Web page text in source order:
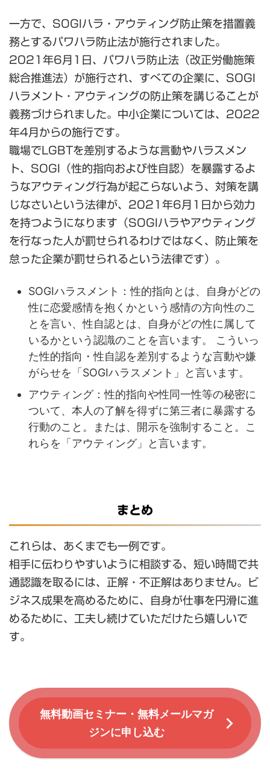
一方で、SOGIハラ・アウティング防止策を措置義
務とするパワハラ防止法が施行されました。
2021年6月1日、パワハラ防止法（改正労働施策
総合推進法）が施行され、すべての企業に、SOGI
ハラメント・アウティングの防止策を講じることが
義務づけられました。中小企業については、2022
年4月からの施行です。
職場でLGBTを差別するような言動やハラスメン
ト、SOGI（性的指向および性自認）を暴露するよ
うなアウティング行為が起こらないよう、対策を講
じなさいという法律が、2021年6月1日から効力
を持つようになります（SOGIハラやアウティング
を行なった人が罰せられるわけではなく、防止策を
怠った企業が罰せられるという法律です）。
SOGIハラスメント：性的指向とは、自身がどの
性に恋愛感情を抱くかという感情の方向性のこ
とを言い、性自認とは、自身がどの性に属して
いるかという認識のことを言います。 こういっ
た性的指向・性自認を差別するような言動や嫌
がらせを「SOGIハラスメント」と言います。
アウティング：性的指向や性同一性等の秘密に
ついて、本人の了解を得ずに第三者に暴露する
行動のこと。または、開示を強制すること。こ
れらを「アウティング」と言います。
まとめ
これらは、あくまでも一例です。
相手に伝わりやすいように相談する、短い時間で共
通認識を取るには、正解・不正解はありません。ビ
ジネス成果を高めるために、自身が仕事を円滑に進
めるために、工夫し続けていただけたら嬉しいで
す。
無料動画セミナー・無料メールマガ
ジンに申し込む